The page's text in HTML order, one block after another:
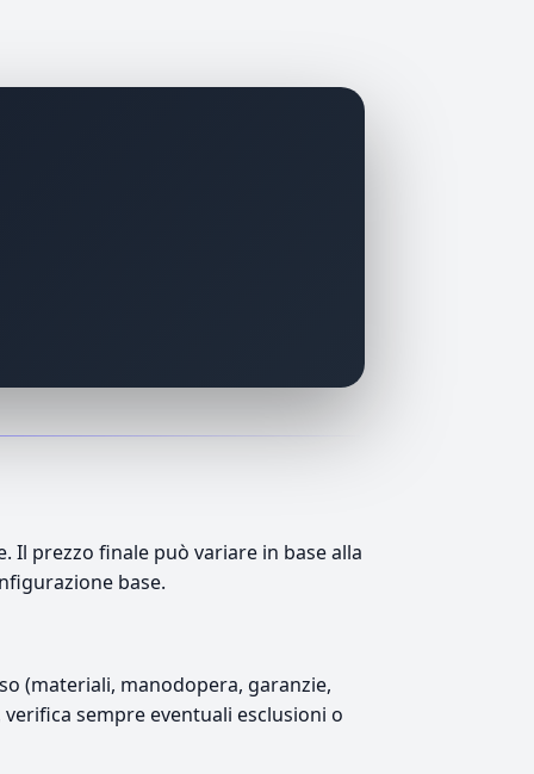
Il prezzo finale può variare in base alla
base.
(materiali, manodopera, garanzie,
sempre eventuali esclusioni o